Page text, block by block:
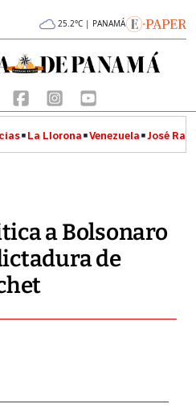
25.2°C | PANAMÁ
La Llorona Venezuela José
a Bolsonaro
de